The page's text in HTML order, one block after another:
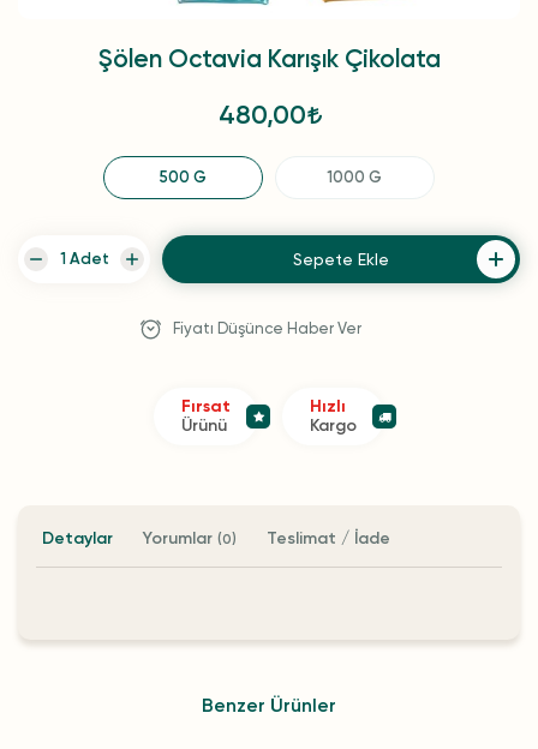
Şölen Octavia Karışık Çikolata
480,00
500 G 1000 G
Sepete Ekle
Fiyatı Düşünce Haber Ver
Fırsat
Ürünü
Hızlı
Kargo
Detaylar Yorumlar (0) Teslimat / İade
Benzer Ürünler